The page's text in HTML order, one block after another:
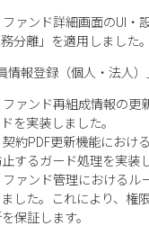
ァンド詳細画面のUI
分離」を適用しました。
報登録（個人・法人）
ファンド再組成情報の
を実装しました。
契約PDF更新機能にお
するガード処理を実装
ファンド管理における
した。これにより、
保証します。